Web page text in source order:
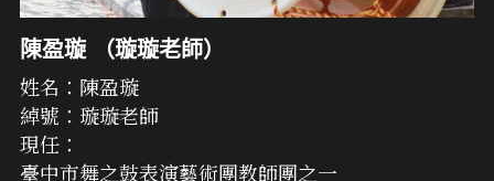
陳盈璇 （璇璇老師）
姓名：陳盈璇
綽號：璇璇老師
現任：
臺中市舞之鼓表演藝術團教師團之一